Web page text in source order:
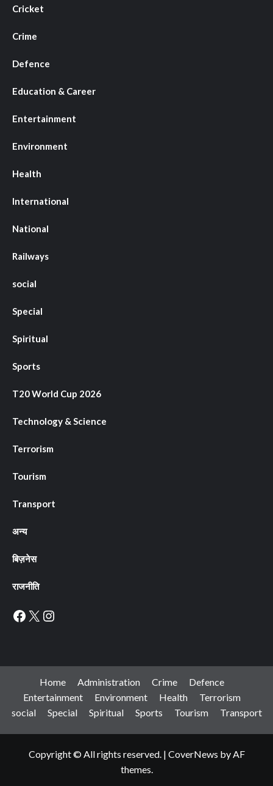
Cricket
Crime
Defence
Education & Career
Entertainment
Environment
Health
International
National
Railways
social
Special
Spiritual
Sports
T20 World Cup 2026
Technology & Science
Terrorism
Tourism
Transport
अन्य
बिज़नेस
राजनीति
Facebook
X Instagram
Home Administration Crime
Defence
Entertainment
Environment Health
Terrorism
social
Special Spiritual Sports Tourism Transport
Copyright © All rights reserved. | CoverNews by AF
themes.